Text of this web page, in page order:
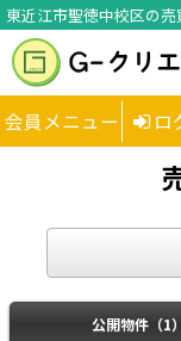
東近江市聖徳中校区の
会員メニュー ロ
公開物件（1）